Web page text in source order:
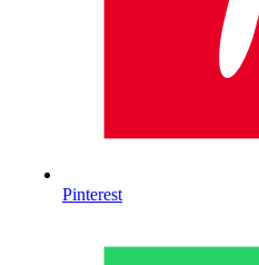
Pinterest